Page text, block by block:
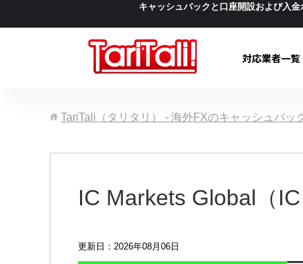
キャッシュバックと口座開設および入
対応業者一覧
TariTali（タリタリ） - 海外FXのキャッシュバッ
IC Markets Global（
更新日：2026年08月06日